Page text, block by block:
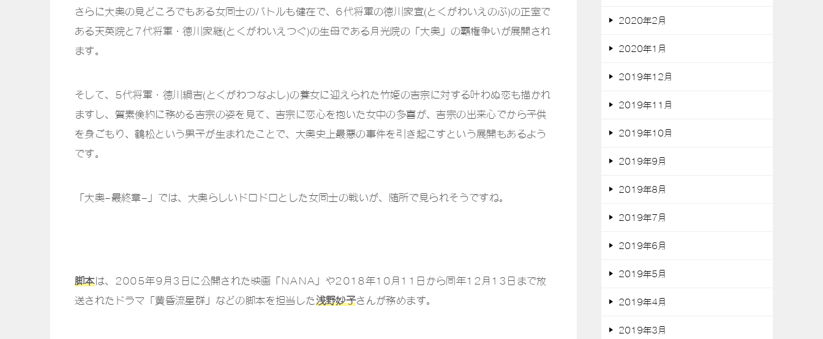
さらに大奥の見どころでもある女同士のバトルも健在で、6代将軍の徳川家宣(とくがわいえのぶ)の正室で
ある天英院と7代将軍・徳川家継(とくがわいえつぐ)の生母である月光院の「大奥」の覇権争いが展開され
ます。
そして、5代将軍・徳川綱吉(とくがわつなよし)の養女に迎えられた竹姫の吉宗に対する叶わぬ恋も描かれ
ますし、質素倹約に務める吉宗の姿を見て、吉宗に恋心を抱いた女中の多喜が、吉宗の出来心でから子供
を身ごもり、鶴松という男子が生まれたことで、大奥史上最悪の事件を引き起こすという展開もあるよう
です。
「大奥-最終章-」では、大奥らしいドロドロとした女同士の戦いが、随所で見られそうですね。
脚本は、2005年9月3日に公開された映画「NANA」や2018年10月11日から同年12月13日まで放
送されたドラマ「黄昏流星群」などの脚本を担当した浅野妙子さんが務めます。
2020年2月
2020年1月
2019年12月
2019年11月
2019年10月
2019年9月
2019年8月
2019年7月
2019年6月
2019年5月
2019年4月
2019年3月